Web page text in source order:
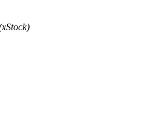
penghasilan pasif